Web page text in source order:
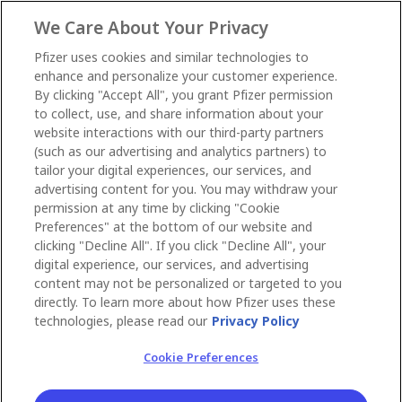
We Care About Your Privacy
Pfizer uses cookies and similar technologies to
enhance and personalize your customer experience.
By clicking "Accept All", you grant Pfizer permission
to collect, use, and share information about your
website interactions with our third-party partners
(such as our advertising and analytics partners) to
tailor your digital experiences, our services, and
advertising content for you. You may withdraw your
permission at any time by clicking "Cookie
Preferences" at the bottom of our website and
clicking "Decline All". If you click "Decline All", your
digital experience, our services, and advertising
content may not be personalized or targeted to you
directly. To learn more about how Pfizer uses these
technologies, please read our Privacy Policy
Cookie Preferences